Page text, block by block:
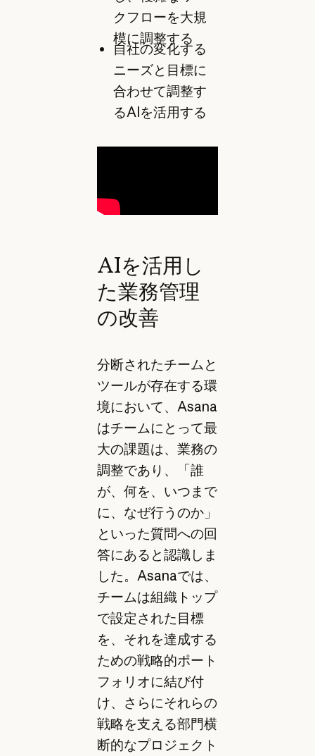
クフローを大規
模に調整する
自社の変化する
ニーズと目標に
合わせて調整す
るAIを活用する
AIを活用し
た業務管理
の改善
分断されたチームと
ツールが存在する環
境において、Asana
はチームにとって最
大の課題は、業務の
調整であり、「誰
が、何を、いつまで
に、なぜ行うのか」
といった質問への回
答にあると認識しま
した。Asanaでは、
チームは組織トップ
で設定された目標
を、それを達成する
ための戦略的ポート
フォリオに結び付
け、さらにそれらの
戦略を支える部門横
断的なプロジェクト